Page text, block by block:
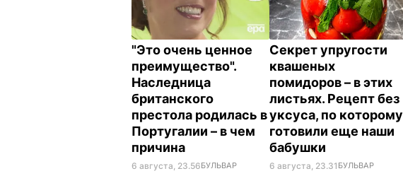
"Это очень ценное
преимущество".
Наследница
британского
престола родилась в
Португалии – в чем
причина
6 августа, 23.56БУЛЬВАР
Секрет упругости
квашеных
помидоров – в этих
листьях. Рецепт без
уксуса, по которому
готовили еще наши
бабушки
6 августа, 23.31 БУЛЬВАР